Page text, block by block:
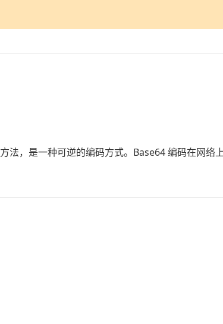
法，是一种可逆的编码方式。Base64 编码在网络